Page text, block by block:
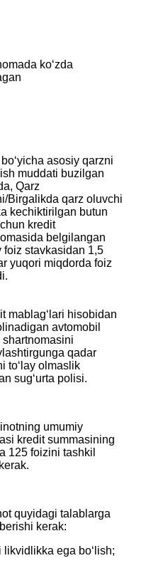
ko‘zda
asosiy qarzni
muddati buzilgan
Qarz
Birgalikda qarz oluvchi
kechiktirilgan butun
kredit
belgilangan
foiz stavkasidan 1,5
yuqori miqdorda foiz
mablag‘lari hisobidan
avtomobil
shartnomasini
qadar
to‘lay olmaslik
sug‘urta polisi.
umumiy
kredit summasining
125 foizini tashkil
quyidagi talablarga
kerak:
likvidlikka ega bo‘lish;